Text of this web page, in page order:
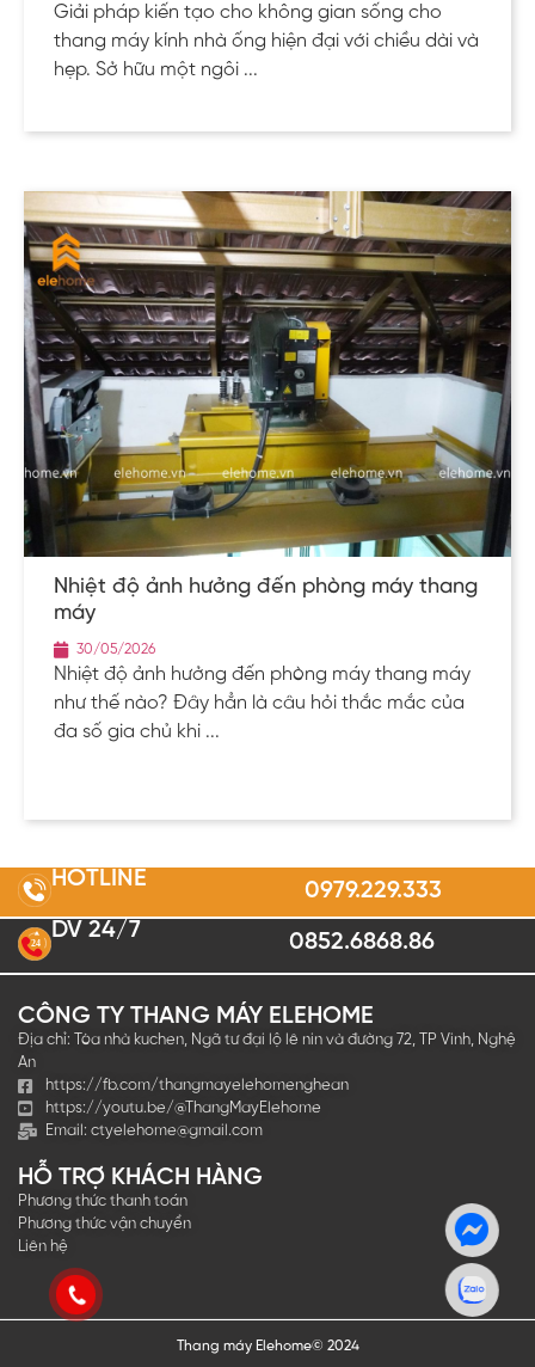
Giải pháp kiến tạo cho không gian sống cho
thang máy kính nhà ống hiện đại với chiều dài và
hẹp. Sở hữu một ngôi ...
Nhiệt độ ảnh hưởng đến phòng máy thang
máy
30/05/2026
Nhiệt độ ảnh hưởng đến phòng máy thang máy
như thế nào? Đây hẳn là câu hỏi thắc mắc của
đa số gia chủ khi ...
HOTLINE 0979.229.333
24
DV 24/7 0852.6868.86
CÔNG TY THANG MÁY ELEHOME
Địa chỉ: Tòa nhà kuchen, Ngã tư đại lộ lê nin và đường 72, TP Vinh, Nghệ
An
https://fb.com/thangmayelehomenghean
https://youtu.be/@ThangMayElehome
Email: ctyelehome@gmail.com
HỖ TRỢ KHÁCH HÀNG
Phương thức thanh toán
Phương thức vận chuyển
Liên hệ
Thang máy Elehome© 2024